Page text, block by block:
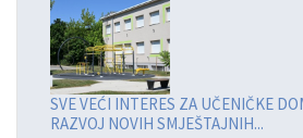
SVE VEĆI INTERES ZA UČENIČKE
RAZVOJ NOVIH SMJEŠTAJNIH...